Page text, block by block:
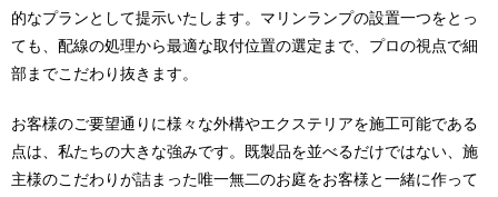
的なプランとして提示いたします。マリンランプの設置一つをとっ
ても、配線の処理から最適な取付位置の選定まで、プロの視点で細
部までこだわり抜きます。
お客様のご要望通りに様々な外構やエクステリアを施工可能である
点は、私たちの大きな強みです。既製品を並べるだけではない、施
主様のこだわりが詰まった唯一無二のお庭をお客様と一緒に作って